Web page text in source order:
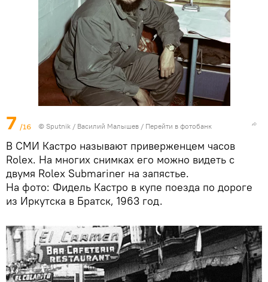
7 /16 © Sputnik / Василий Малышев / Перейти в фотобанк
В СМИ Кастро называют приверженцем часов
Rolex. На многих снимках его можно видеть с
двумя Rolex Submariner на запястье.
На фото: Фидель Кастро в купе поезда по дороге
из Иркутска в Братск, 1963 год.